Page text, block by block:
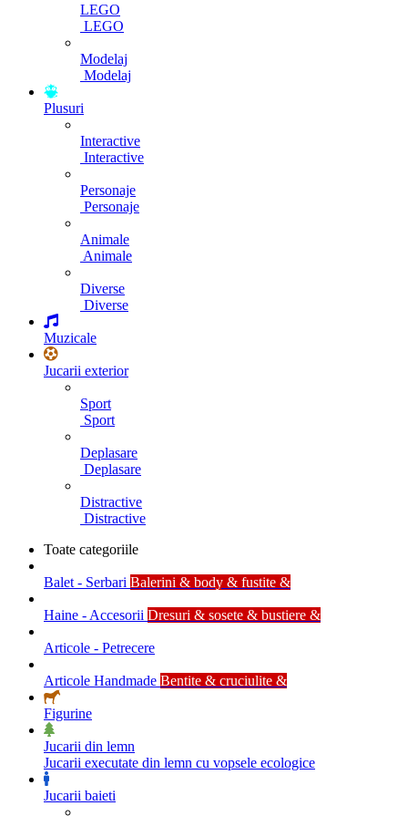
LEGO
LEGO
Modelaj
Modelaj
Plusuri
Interactive
Interactive
Personaje
Personaje
Animale
Animale
Diverse
Diverse
Muzicale
Jucarii exterior
Sport
Sport
Deplasare
Deplasare
Distractive
Distractive
Toate categoriile
Balet - Serbari Balerini & body & fustite &
Haine - Accesorii Dresuri & sosete & bustiere &
Articole - Petrecere
Articole Handmade Bentite & cruciulite &
Figurine
Jucarii din lemn
Jucarii executate din lemn cu vopsele ecologice
Jucarii baieti